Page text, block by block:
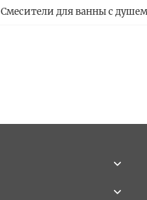
Смесители для ванны с душем